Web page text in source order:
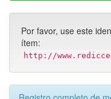
Por favor, use este
ítem:
http://